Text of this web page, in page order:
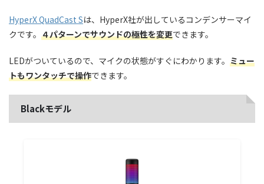
HyperX QuadCast Sは、HyperX社が出しているコンデンサーマイ
クです。 ４パターンでサウンドの極性を変更できます。
LEDがついているので、マイクの状態がすぐにわかります。 ミュー
トもワンタッチで操作できます。
Blackモデル